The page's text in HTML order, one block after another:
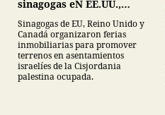
sinagogas eN EE.UU.,
Sinagogas de EU, Reino Unido y
Canadá organizaron ferias
inmobiliarias para promover
terrenos en asentamientos
israelíes de la Cisjordania
palestina ocupada.